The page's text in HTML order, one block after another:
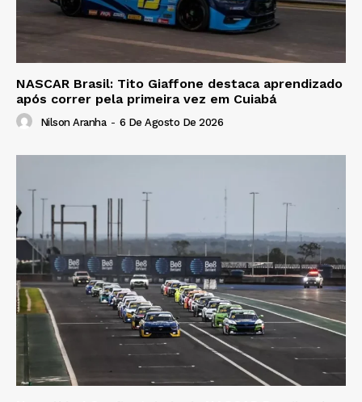
NASCAR Brasil: Tito Giaffone destaca aprendizado
após correr pela primeira vez em Cuiabá
Nilson Aranha - 6 De Agosto De 2026